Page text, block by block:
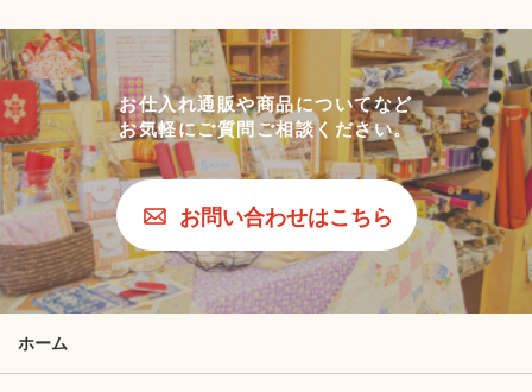
お仕入れ通販や商品についてなど
お気軽にご質問ご相談ください。
お問い合わせはこちら
ホーム